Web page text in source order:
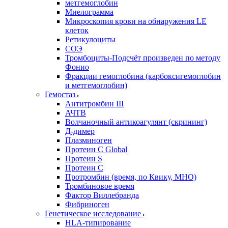
метгемоглобин
Миелограмма
Микроскопия крови на обнаружения LE
клеток
Ретикулоциты
СОЭ
Тромбоциты-Подсчёт произведен по методу
Фонио
Фракции гемоглобина (карбоксигемоглобин
и метгемоглобин)
Гемостаз
Антитромбин III
АЧТВ
Волчаночный антикоагулянт (скрининг)
Д-димер
Плазминоген
Протеин C Global
Протеин S
Протеин С
Протромбин (время, по Квику, МНО)
Тромбиновое время
Фактор Виллебранда
Фибриноген
Генетическое исследование
HLA-типирование